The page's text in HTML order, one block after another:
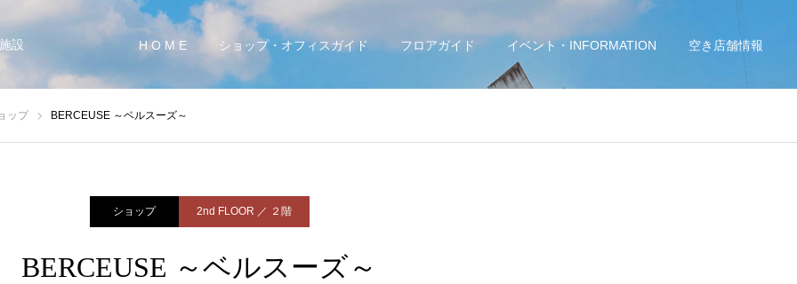
設 H O M E ショップ・オフィスガイド フロアガイド イベント・INFORMATION 空き店舗情報
ップ BERCEUSE ～ベルスーズ～
ショップ 2nd FLOOR ／ ２階
BERCEUSE ～ベルスーズ～